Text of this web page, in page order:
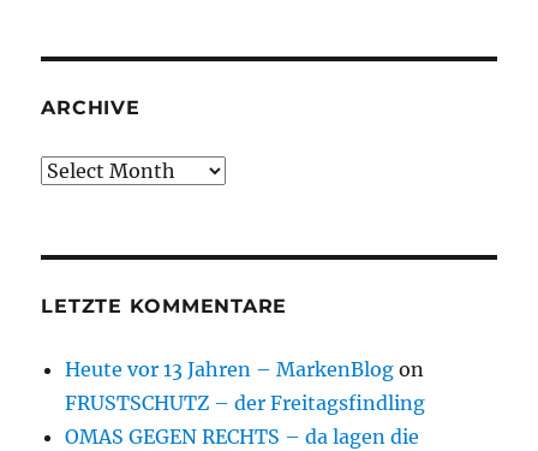
ARCHIVE
Archive
LETZTE KOMMENTARE
Heute vor 13 Jahren – MarkenBlog on
FRUSTSCHUTZ – der Freitagsfindling
OMAS GEGEN RECHTS – da lagen die